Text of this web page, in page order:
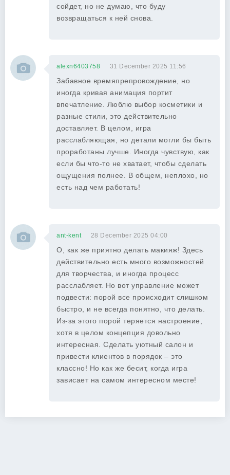
сойдет, но не думаю, что буду
возвращаться к ней снова.
alexn6403758 31 December 2025 11:56
Забавное времяпрепровождение, но
иногда кривая анимация портит
впечатление. Люблю выбор косметики и
разные стили, это действительно
доставляет. В целом, игра
расслабляющая, но детали могли бы быть
проработаны лучше. Иногда чувствую, как
если бы что-то не хватает, чтобы сделать
ощущения полнее. В общем, неплохо, но
есть над чем работать!
ant-kent 28 December 2025 04:00
О, как же приятно делать макияж! Здесь
действительно есть много возможностей
для творчества, и иногда процесс
расслабляет. Но вот управление может
подвести: порой все происходит слишком
быстро, и не всегда понятно, что делать.
Из-за этого порой теряется настроение,
хотя в целом концепция довольно
интересная. Сделать уютный салон и
привести клиентов в порядок – это
классно! Но как же бесит, когда игра
зависает на самом интересном месте!